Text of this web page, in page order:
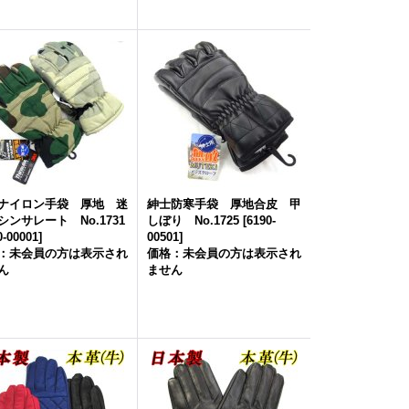
イロン手袋 厚地 迷
ンサレート No.1731
00001]
未会員の方は表示され
紳士防寒手袋 厚地合皮 甲
しぼり No.1725 [6190-
00501]
価格：未会員の方は表示され
ません